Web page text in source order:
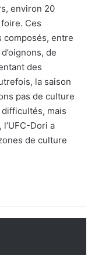
environ 20
Ces
entre
de
des
la saison
pas de culture
mais
l’UFC-Dori a
de culture